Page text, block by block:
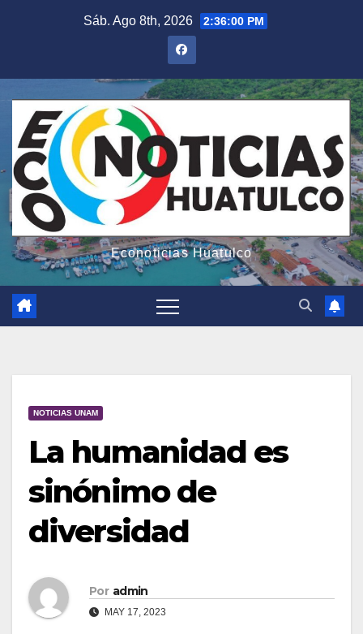
Sáb. Ago 8th, 2026 2:36:02 PM
Econoticias Huatulco
NOTICIAS UNAM
La humanidad es
sinónimo de
diversidad
Por admin
MAY 17, 2023